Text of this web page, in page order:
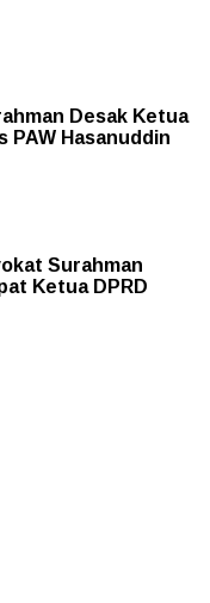
Desak Ketua
PAW Hasanuddin
Surahman
Ketua DPRD